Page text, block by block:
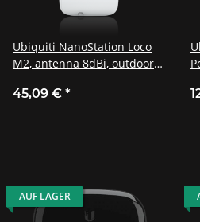
Ubiquiti NanoStation Loco
M2, antenna 8dBi, outdoor
45,09 € *
AUF LAGER